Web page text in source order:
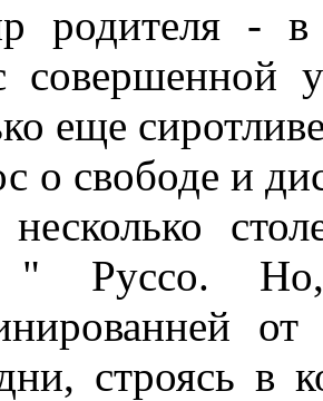
родителя -
совершенной
еще
свободе и
" Руссо.
строясь в